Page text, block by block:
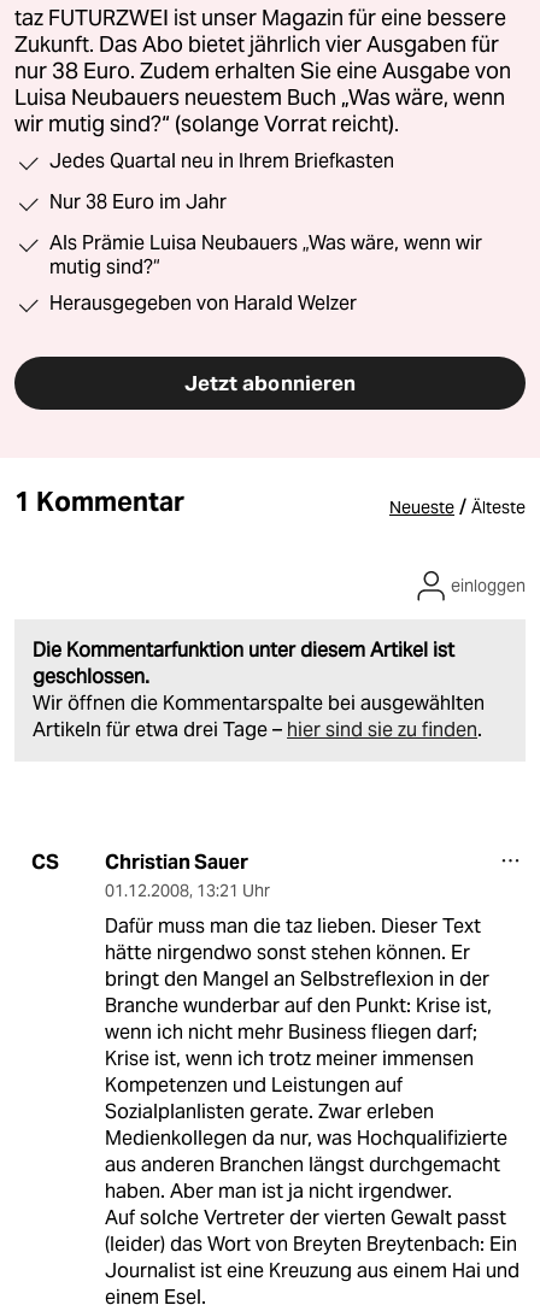
taz FUTURZWEI ist unser Magazin für eine bessere
Zukunft. Das Abo bietet jährlich vier Ausgaben für
nur 38 Euro. Zudem erhalten Sie eine Ausgabe von
Luisa Neubauers neuestem Buch „Was wäre, wenn
wir mutig sind?“ (solange Vorrat reicht).
Jedes Quartal neu in Ihrem Briefkasten
Nur 38 Euro im Jahr
Als Prämie Luisa Neubauers „Was wäre, wenn wir
mutig sind?“
Herausgegeben von Harald Welzer
Jetzt abonnieren
1 Kommentar Neueste / Älteste
Die Kommentarfunktion unter diesem Artikel ist
geschlossen.
Wir öffnen die Kommentarspalte bei ausgewählten
Artikeln für etwa drei Tage – hier sind sie zu finden.
einloggen
CS Christian Sauer
01.12.2008, 13:21 Uhr
Dafür muss man die taz lieben. Dieser Text
hätte nirgendwo sonst stehen können. Er
bringt den Mangel an Selbstreflexion in der
Branche wunderbar auf den Punkt: Krise ist,
wenn ich nicht mehr Business fliegen darf;
Krise ist, wenn ich trotz meiner immensen
Kompetenzen und Leistungen auf
Sozialplanlisten gerate. Zwar erleben
Medienkollegen da nur, was Hochqualifizierte
aus anderen Branchen längst durchgemacht
haben. Aber man ist ja nicht irgendwer.
Auf solche Vertreter der vierten Gewalt passt
(leider) das Wort von Breyten Breytenbach: Ein
Journalist ist eine Kreuzung aus einem Hai und
einem Esel.